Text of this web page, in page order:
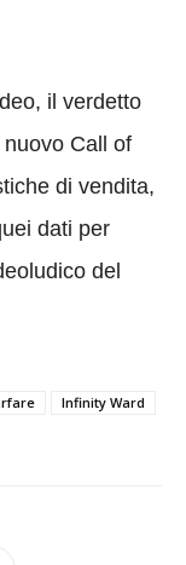
il verdetto
Call of
di vendita,
dati per
del
Infinity Ward